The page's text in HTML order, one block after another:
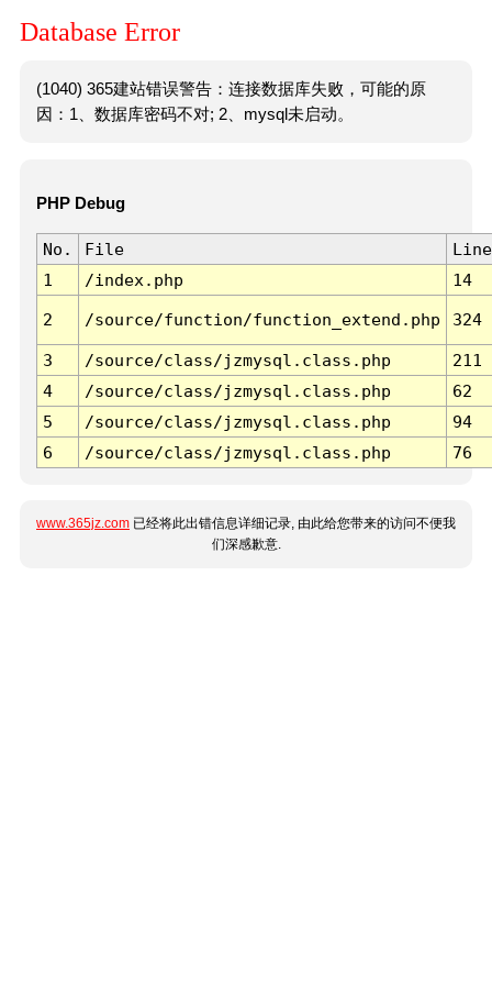
Database Error
(1040) 365建站错误警告：连接数据库失败，可能的原
因：1、数据库密码不对; 2、mysql未启动。
PHP Debug
No. File
Line
1
/index.php 14
2 /source/function/function_extend.php 324
3 /source/class/jzmysql.class.php
211
4
/source/class/jzmysql.class.php
62
5
/source/class/jzmysql.class.php
94
6
/source/class/jzmysql.class.php 76
www.365jz.com 已经将此出错信息详细记录, 由此给您带来的访问不便我
们深感歉意.